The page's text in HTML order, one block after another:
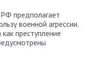
предполагает
военной агрессии.
преступление